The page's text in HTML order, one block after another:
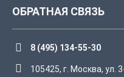
ОБРАТНАЯ СВЯЗЬ
8 (495) 134-55-30
105425, г. Москва, ул.